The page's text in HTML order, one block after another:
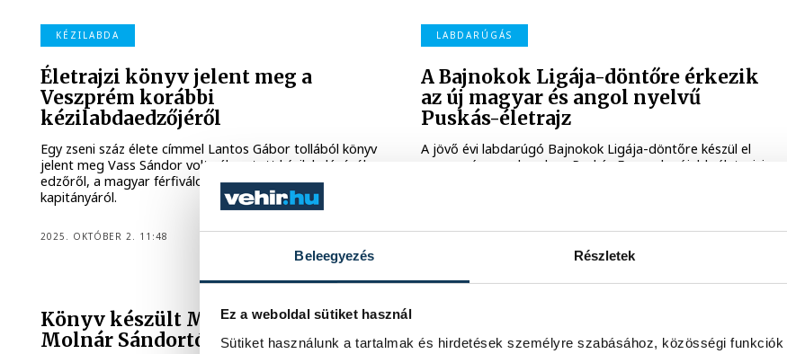
Beleegyezés Részletek
Ez a weboldal sütiket használ
Sütiket használunk a tartalmak és hirdetések személyre szabásához, közösségi
KÉZILABDA
Életrajzi könyv jelent meg a
Veszprém korábbi
kézilabdaedzőjéről
Egy zseni száz élete címmel Lantos Gábor tollából könyv
jelent meg Vass Sándor volt válogatott kézilabdázóról,
edzőről, a magyar férfiválogatott korábbi szövetségi
kapitányáról.
2025. OKTÓBER 2. 11:48
LABDARÚGÁS
A Bajnokok Ligája-döntőre érkezik
az új magyar és angol nyelvű
Puskás-életrajz
A jövő évi labdarúgó Bajnokok Ligája-döntőre készül el
magyar és angol nyelven Puskás Ferenc legújabb életrajzi
2025. SZEPTEMBER 30. 19:16
Könyv készült Molnár Sándorról,
Molnár Sándortól
KÖNYV
nemzeti tizenegy kulisszatitkairól